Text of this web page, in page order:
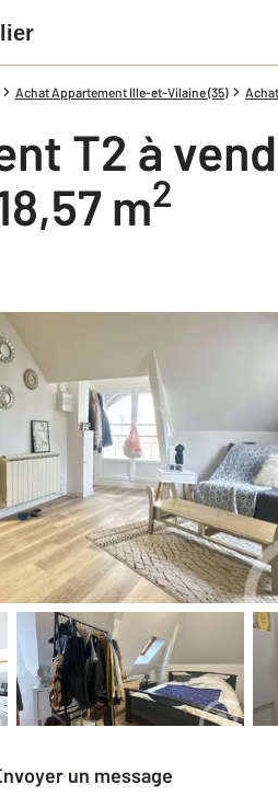
Achat Appartement Ille-et-Vilaine (35)
T2 à
m2
Envoyer un message